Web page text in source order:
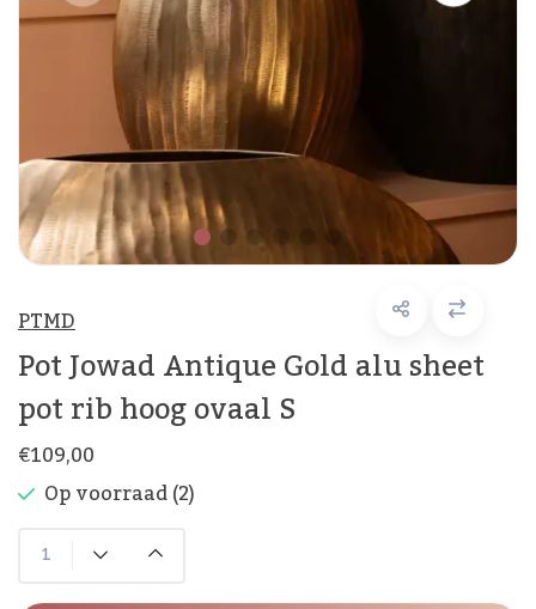
PTMD
Pot Jowad Antique Gold alu sheet
pot rib hoog ovaal S
€109,00
Op voorraad (2)